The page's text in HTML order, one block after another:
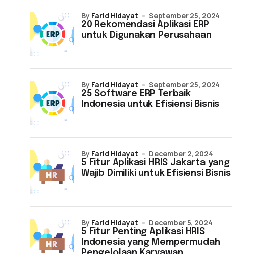
20 Rekomendasi Aplikasi ERP
untuk Digunakan Perusahaan
by Farid Hidayat September 25, 2024
25 Software ERP Terbaik
Indonesia untuk Efisiensi Bisnis
by Farid Hidayat September 25, 2024
5 Fitur Aplikasi HRIS Jakarta yang
Wajib Dimiliki untuk Efisiensi Bisnis
by Farid Hidayat December 2, 2024
5 Fitur Penting Aplikasi HRIS
Indonesia yang Mempermudah
by Farid Hidayat December 5, 2024